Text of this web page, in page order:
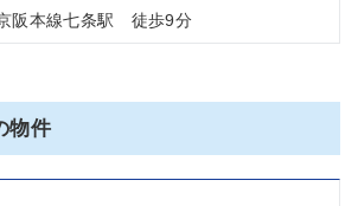
阪本線七条駅 徒歩9分
物件